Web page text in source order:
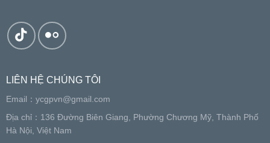
LIÊN HỆ CHÚNG TÔI
Email： ycgpvn@gmail.com
Địa chỉ：136 Đường Biên Giang, Phường Chương Mỹ, Thành Phố
Hà Nội, Việt Nam